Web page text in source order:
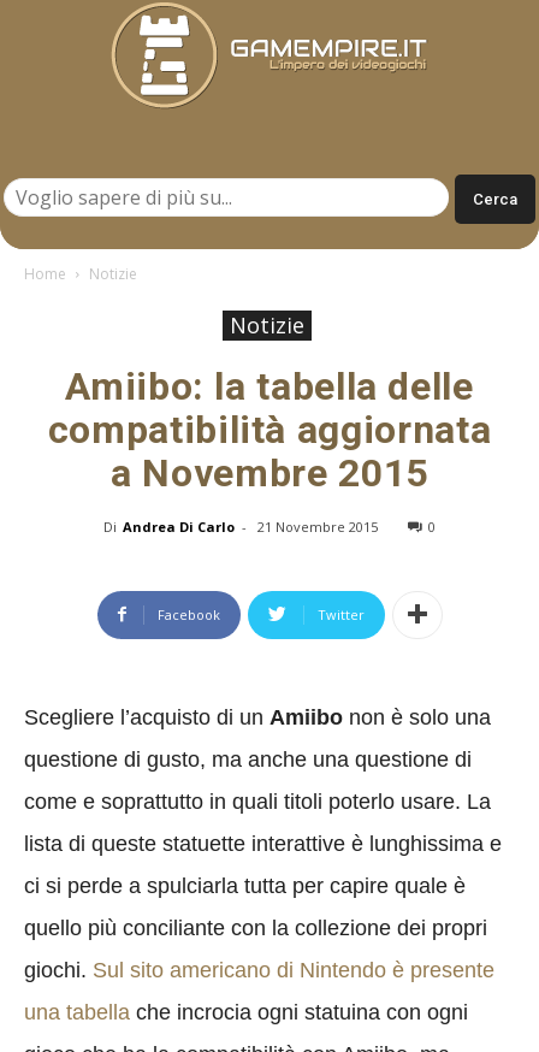
Home Notizie
Notizie
Amiibo: la tabella delle
compatibilità aggiornata
a Novembre 2015
Di Andrea Di Carlo - 21 Novembre 2015 0
Facebook Twitter
Scegliere l’acquisto di un Amiibo non è solo una
questione di gusto, ma anche una questione di
come e soprattutto in quali titoli poterlo usare. La
lista di queste statuette interattive è lunghissima e
ci si perde a spulciarla tutta per capire quale è
quello più conciliante con la collezione dei propri
giochi. Sul sito americano di Nintendo è presente
una tabella che incrocia ogni statuina con ogni